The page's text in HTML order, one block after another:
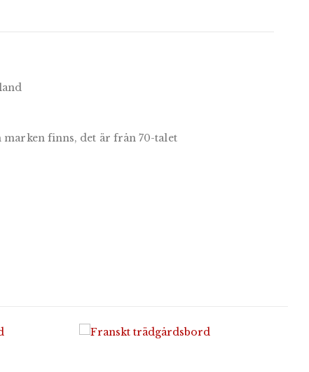
finns, det är från 70-talet